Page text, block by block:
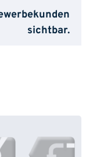
sichtbar.